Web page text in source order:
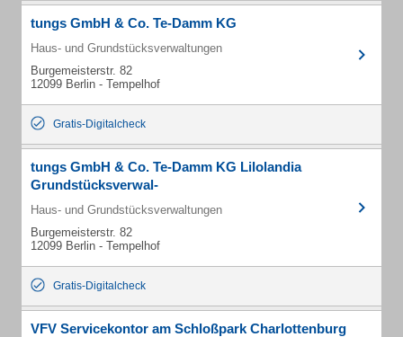
tungs GmbH & Co. Te-Damm KG
Haus- und Grundstücksverwaltungen
Burgemeisterstr. 82
12099 Berlin - Tempelhof
Gratis-Digitalcheck
tungs GmbH & Co. Te-Damm KG Lilolandia
Grundstücksverwal-
Haus- und Grundstücksverwaltungen
Burgemeisterstr. 82
12099 Berlin - Tempelhof
Gratis-Digitalcheck
VFV Servicekontor am Schloßpark Charlottenburg